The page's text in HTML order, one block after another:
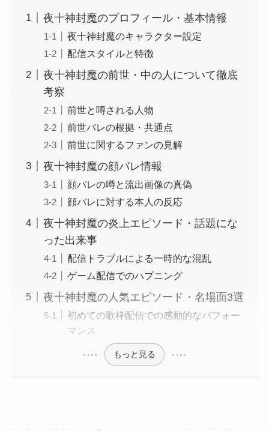
夜十神封魔のプロフィール・基本情報
夜十神封魔のキャラクター設定
配信スタイルと特徴
夜十神封魔の前世・中の人について徹底
考察
前世と噂される人物
前世バレの根拠・共通点
前世に関するファンの見解
夜十神封魔の顔バレ情報
顔バレの噂と流出画像の真偽
顔バレに対する本人の反応
夜十神封魔の炎上エピソード・話題にな
った出来事
配信トラブルによる一時的な混乱
ゲーム配信でのハプニング
夜十神封魔の人気エピソード・名場面3選
初めての歌枠配信での感動的なパフォー
マンス
もっと見る